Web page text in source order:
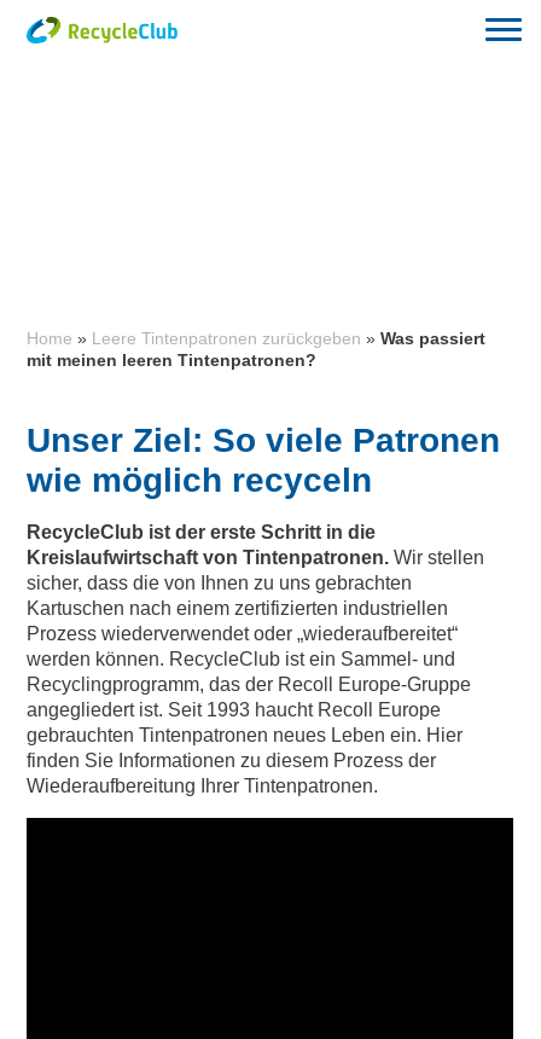
Home » Leere Tintenpatronen zurückgeben »Was passiert
mit meinen leeren Tintenpatronen?
Unser Ziel: So viele Patronen
wie möglich recyceln
RecycleClub ist der erste Schritt in die
Kreislaufwirtschaft von Tintenpatronen. Wir stellen
sicher, dass die von Ihnen zu uns gebrachten
Kartuschen nach einem zertifizierten industriellen
Prozess wiederverwendet oder „wiederaufbereitet“
werden können. RecycleClub ist ein Sammel- und
Recyclingprogramm, das der Recoll Europe-Gruppe
angegliedert ist. Seit 1993 haucht Recoll Europe
gebrauchten Tintenpatronen neues Leben ein. Hier
finden Sie Informationen zu diesem Prozess der
Wiederaufbereitung Ihrer Tintenpatronen.